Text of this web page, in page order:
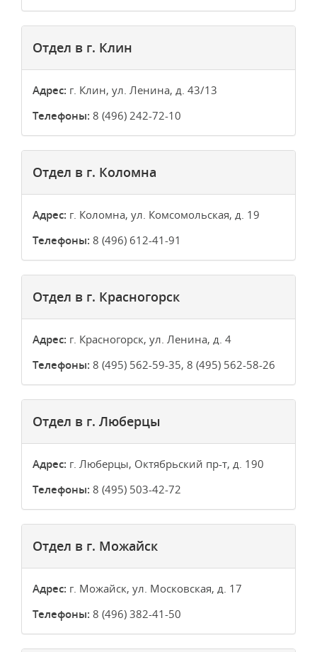
Отдел в г. Клин
Адрес: г. Клин, ул. Ленина, д. 43/13
Телефоны: 8 (496) 242-72-10
Отдел в г. Коломна
Адрес: г. Коломна, ул. Комсомольская, д. 19
Телефоны: 8 (496) 612-41-91
Отдел в г. Красногорск
Адрес: г. Красногорск, ул. Ленина, д. 4
Телефоны: 8 (495) 562-59-35, 8 (495) 562-58-26
Отдел в г. Люберцы
Адрес: г. Люберцы, Октябрьский пр-т, д. 190
Телефоны: 8 (495) 503-42-72
Отдел в г. Можайск
Адрес: г. Можайск, ул. Московская, д. 17
Телефоны: 8 (496) 382-41-50